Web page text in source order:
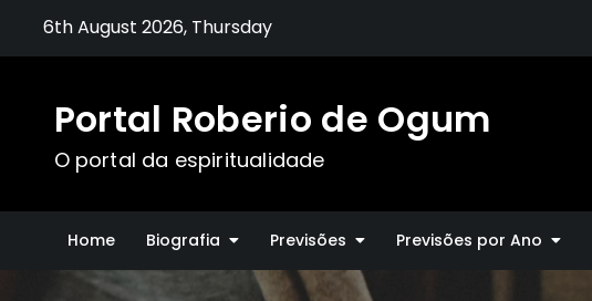
6th August 2026, Thursday
Portal Roberio de Ogum
O portal da espiritualidade
Home Biografia Previsões Previsões por Ano